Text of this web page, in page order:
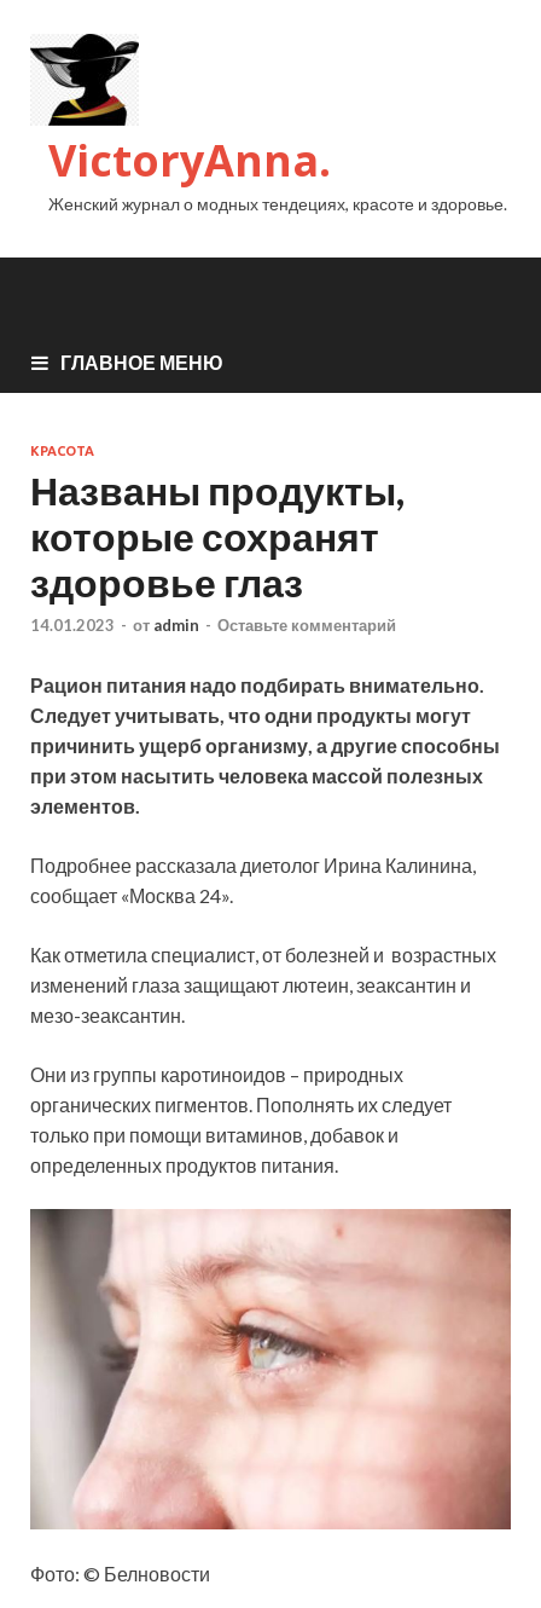
VictoryAnna.
Женский журнал о модных тендециях, красоте и здоровье.
ГЛАВНОЕ МЕНЮ
КРАСОТА
Названы продукты,
которые сохранят
здоровье глаз
14.01.2023 - от admin - Оставьте комментарий
Рацион питания надо подбирать внимательно.
Следует учитывать, что одни продукты могут
причинить ущерб организму, а другие способны
при этом насытить человека массой полезных
элементов.
Подробнее рассказала диетолог Ирина Калинина,
сообщает «Москва 24».
Какотметила специалист, от болезней и возрастных
изменений глаза защищают лютеин, зеаксантин и
мезо-зеаксантин.
Они из группы каротиноидов – природных
органических пигментов. Пополнять их следует
только при помощи витаминов, добавок и
определенных продуктов питания.
Фото: © Белновости